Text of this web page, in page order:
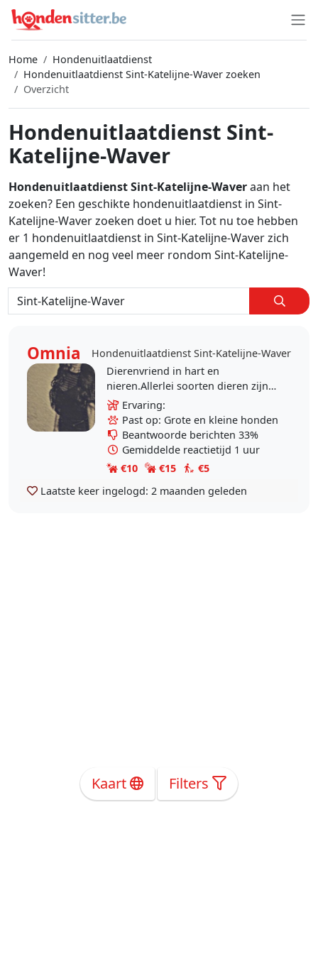
Home
Hondenuitlaatdienst
Hondenuitlaatdienst Sint-Katelijne-Waver zoeken
Overzicht
Hondenuitlaatdienst Sint-
Katelijne-Waver
Hondenuitlaatdienst Sint-Katelijne-Waveraan het
zoeken? Een geschikte hondenuitlaatdienst in Sint-
Katelijne-Waver zoeken doet u hier. Tot nu toe hebben
er 1 hondenuitlaatdienst in Sint-Katelijne-Waver zich
aangemeld en nog veel meer rondom Sint-Katelijne-
Waver!
Omnia
Hondenuitlaatdienst Sint-Katelijne-Waver
Dierenvriend in hart en
nieren.Allerlei soorten dieren zijn
welkom bij me voor op de passen
of te verzorgen
nl:rat/hond/kat/paard/varken.Voor
verdere..
Ervaring:
Past op: Grote en kleine honden
Beantwoorde berichten 33%
Gemiddelde reactietijd 1 uur
€10
€15
€5
Laatste keer ingelogd: 2 maanden geleden
Kaart Filters